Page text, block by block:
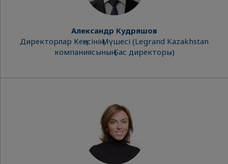
Александр Кудряшов
Директорлар Кеңесінің Мүшесі (Legrand Kazakhstan
компаниясының Бас директоры)